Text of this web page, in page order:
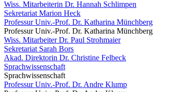
Wiss. Mitarbeiterin Dr. Hannah Schlimpen
Sekretariat Marion Heck
Professur Univ.-Prof. Dr. Katharina Münchberg
Professur Univ.-Prof. Dr. Katharina Münchberg
Wiss. Mitarbeiter Dr. Paul Strohmaier
Sekretariat Sarah Bors
Akad. Direktorin Dr. Christine Felbeck
Sprachwissenschaft
Sprachwissenschaft
Professur Univ.-Prof. Dr. Andre Klump